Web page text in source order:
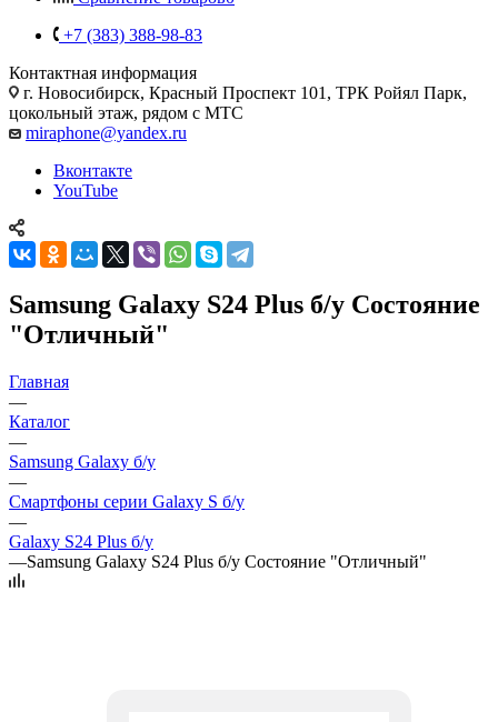
+7 (383) 388-98-83
Контактная информация
г. Новосибирск, Красный Проспект 101, ТРК Ройял Парк,
цокольный этаж, рядом с МТС
miraphone@yandex.ru
Вконтакте
YouTube
Samsung Galaxy S24 Plus б/у Состояние
"Отличный"
Главная
—
Каталог
—
Samsung Galaxy б/у
—
Смартфоны серии Galaxy S б/у
—
Galaxy S24 Plus б/у
—Samsung Galaxy S24 Plus б/у Состояние "Отличный"